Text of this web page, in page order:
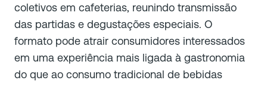
coletivos em cafeterias, reunindo transmissão
das partidas e degustações especiais. O
formato pode atrair consumidores interessados
em uma experiência mais ligada à gastronomia
do que ao consumo tradicional de bebidas